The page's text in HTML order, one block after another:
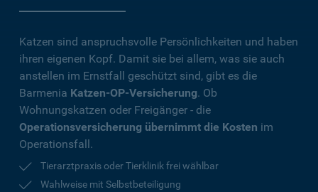
Katzen sind anspruchsvolle Persönlichkeiten und haben
ihren eigenen Kopf. Damit sie bei allem, was sie auch
anstellen im Ernstfall geschützt sind, gibt es die
Barmenia Katzen-OP-Versicherung. Ob
Wohnungskatzen oder Freigänger - die
Operationsversicherung übernimmt die Kosten im
Operationsfall.
Tierarztpraxis oder Tierklinik frei wählbar
Wahlweise mit Selbstbeteiligung